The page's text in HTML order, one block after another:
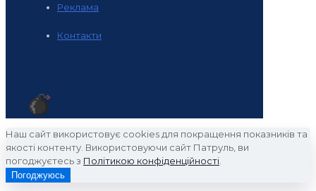
Реклама
Контакти
Наш сайт використовує cookies для покращення показників та
якості контенту. Використовуючи сайт Патруль, ви
погоджуєтесь з Політикою конфіденційності
Погоджуюсь